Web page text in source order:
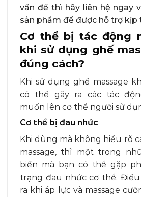
vấn đề thì hãy liên hệ ngay
sản phẩm để được hỗ trợ kịp
Cơ thể bị tác động
khi sử dụng ghế
đúng cách?
Khi sử dụng ghế massage
có thể gây ra các tác
muốn lên cơ thể người sử
Cơ thể bị đau nhức
Khi dùng mà không hiểu rõ
massage, thì một trong
biến mà bạn có thể gặp
trạng đau nhức cơ thể.
ra khi áp lực và massage